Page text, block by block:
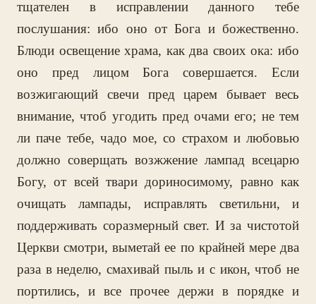
тщателен в исправлении данного тебе
послушания: ибо оно от Бога и божественно.
Блюди освещение храма, как два своих ока: ибо
оно пред лицом Бога совершается. Если
возжигающий свечи пред царем бывает весь
внимание, чтоб угодить пред очами его; не тем
ли паче тебе, чадо мое, со страхом и любовью
должно соверщать возжжение лампад всецарю
Богу, от всей твари дориносимому, равно как
очищать лампады, исправлять светильни, и
поддерживать соразмерный свет. И за чистотой
Церкви смотри, выметай ее по крайней мере два
раза в неделю, смахивай пыль и с икон, чтоб не
портились, и все прочее держи в порядке и